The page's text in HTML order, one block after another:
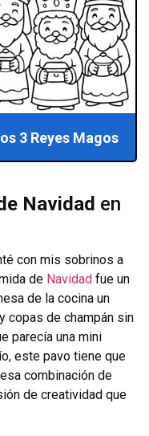
3 Reyes Magos
Navidad en
con mis sobrinos a
de Navidad fue un
de la cocina un
copas de champán sin
parecía una mini
este pavo tiene que
combinación de
de creatividad que